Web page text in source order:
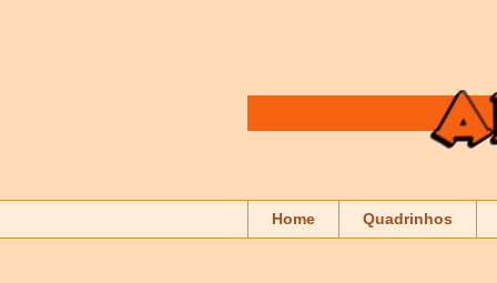
Home Quadrinhos